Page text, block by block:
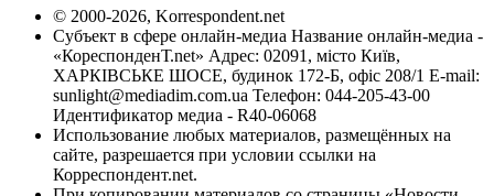
© 2000-2026, Korrespondent.net
Субъект в сфере онлайн-медиа Название онлайн-медиа -
«КореспонденТ.net» Адрес: 02091, місто Київ,
ХАРКІВСЬКЕ ШОСЕ, будинок 172-Б, офіс 208/1 E-mail:
sunlight@mediadim.com.ua Телефон: 044-205-43-00
Идентификатор медиа - R40-06068
Использование любых материалов, размещённых на
сайте, разрешается при условии ссылки на
Корреспондент.net.